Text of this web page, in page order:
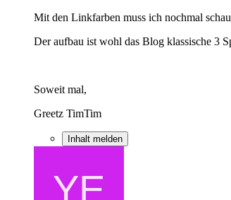
Mit den Linkfarben muss ich nochmal
Der aufbau ist wohl das Blog klassische 3
Soweit mal,
Greetz TimTim
Inhalt melden